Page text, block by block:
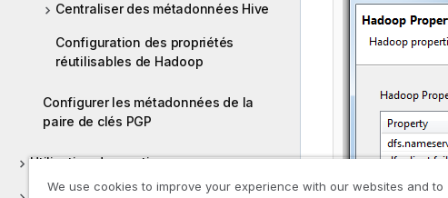
Centraliser des métadonnées Hive
Configuration des propriétés
réutilisables de Hadoop
Configurer les métadonnées de la
paire de clés PGP
Utilisation des routines
We use cookies to improve your experience with our websites and to